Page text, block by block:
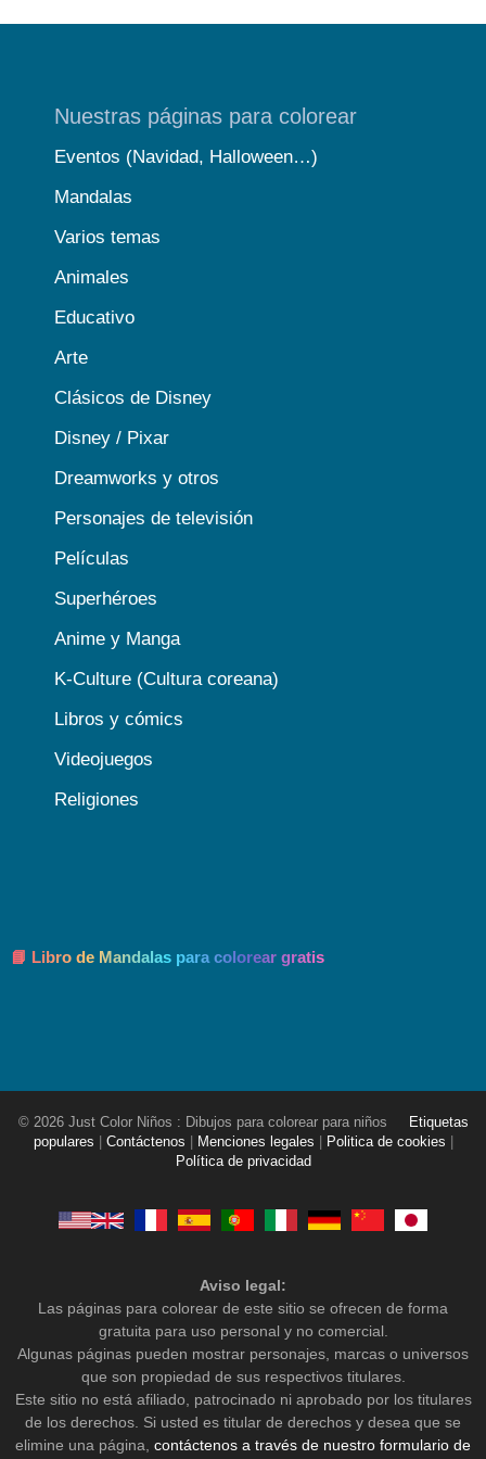
Nuestras páginas para colorear
Eventos (Navidad, Halloween…)
Mandalas
Varios temas
Animales
Educativo
Arte
Clásicos de Disney
Disney / Pixar
Dreamworks y otros
Personajes de televisión
Películas
Superhéroes
Anime y Manga
K-Culture (Cultura coreana)
Libros y cómics
Videojuegos
Religiones
📘 Libro de Mandalas para colorear gratis
© 2026 Just Color Niños : Dibujos para colorear para niños
Etiquetas
populares
Contáctenos Menciones legales Politica de cookies
Política de privacidad
Aviso legal:
Las páginas para colorear de este sitio se ofrecen de forma
gratuita para uso personal y no comercial.
Algunas páginas pueden mostrar personajes, marcas o universos
que son propiedad de sus respectivos titulares.
Este sitio no está afiliado, patrocinado ni aprobado por los titulares
de los derechos. Si usted es titular de derechos y desea que se
elimine una página, contáctenos a través de nuestro formulario de